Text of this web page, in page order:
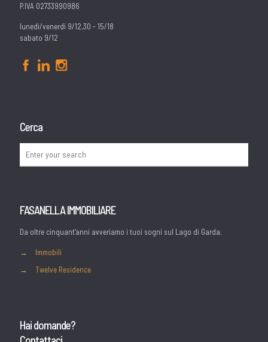
P.IVA 02733990986
lunedì/venerdì 9/12,30 - 15/18
sabato 9/12
Cerca
FASANELLA IMMOBILIARE
Da oltre cinquant’anni avveriamo i tuoi sogni sul Lago di Garda.
→
Immobili
→
Twelve Residence
Hai domande?